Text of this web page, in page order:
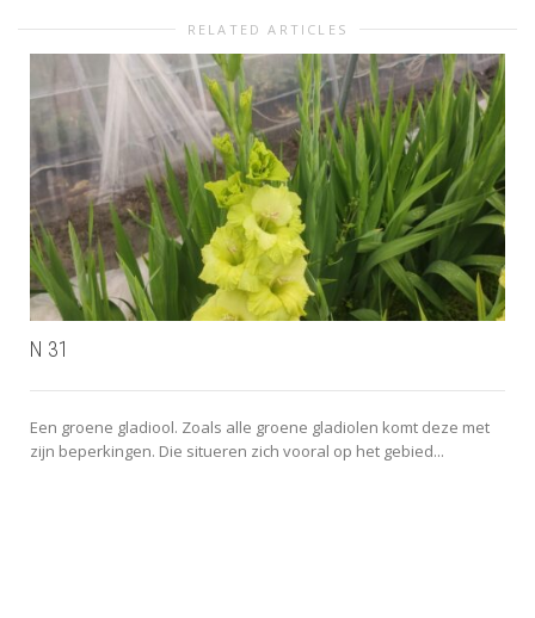
RELATED ARTICLES
N 31
Een groene gladiool. Zoals alle groene gladiolen komt deze met
zijn beperkingen. Die situeren zich vooral op het gebied...